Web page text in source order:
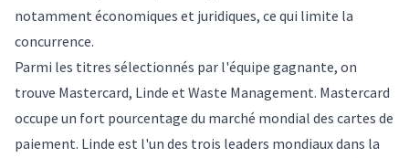
notamment économiques et juridiques, ce qui limite la
concurrence.
Parmi les titres sélectionnés par l'équipe gagnante, on
trouve Mastercard, Linde et Waste Management. Mastercard
occupe un fort pourcentage du marché mondial des cartes de
paiement. Linde est l'un des trois leaders mondiaux dans la